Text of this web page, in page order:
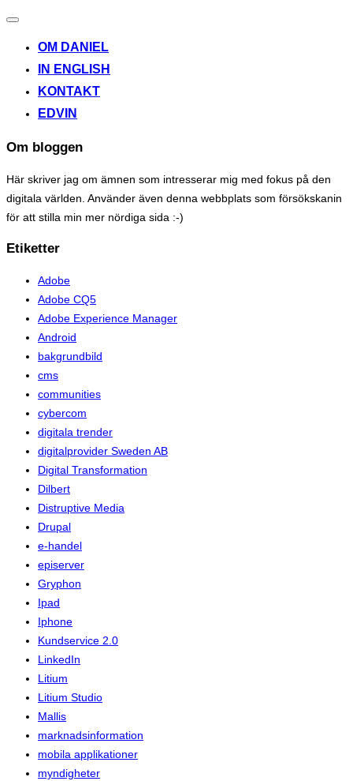
Toggle
OM DANIEL
IN ENGLISH
KONTAKT
EDVIN
Om bloggen
Här skriver jag om ämnen som intresserar mig med fokus på den
digitala världen. Använder även denna webbplats som försökskanin
för att stilla min mer nördiga sida :-)
Etiketter
Adobe
Adobe CQ5
Adobe Experience Manager
Android
bakgrundbild
cms
communities
cybercom
digitala trender
digitalprovider Sweden AB
Digital Transformation
Dilbert
Distruptive Media
Drupal
e-handel
episerver
Gryphon
Ipad
Iphone
Kundservice 2.0
LinkedIn
Litium
Litium Studio
Mallis
marknadsinformation
mobila applikationer
myndigheter